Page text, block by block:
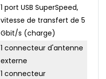
1 port USB SuperSpeed,
vitesse de transfert de 5
Gbit/s (charge)
1 connecteur d'antenne
externe
1 connecteur